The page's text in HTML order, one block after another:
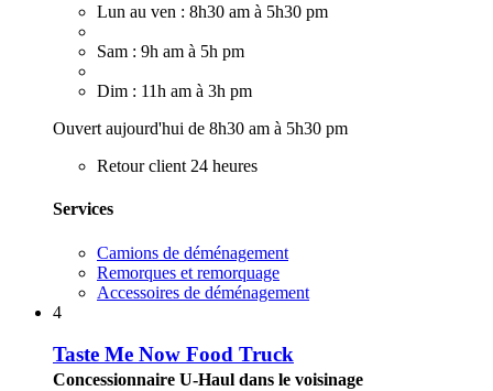
Lun au ven : 8h30 am à 5h30 pm
Sam : 9h am à 5h pm
Dim : 11h am à 3h pm
Ouvert aujourd'hui de 8h30 am à 5h30 pm
Retour client 24 heures
Services
Camions de déménagement
Remorques et remorquage
Accessoires de déménagement
4
Taste Me Now Food Truck
Concessionnaire U-Haul dans le voisinage